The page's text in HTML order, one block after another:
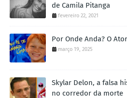
de Camila Pitanga
fevereiro 22, 2021
Por Onde Anda? O
março 19, 2025
Skylar Delon, a falsa
no corredor da morte